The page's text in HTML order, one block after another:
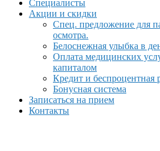
Специалисты
Акции и скидки
Спец. предложение для
осмотра.
Белоснежная улыбка в
Оплата медицинских
капиталом
Кредит и беспроцентная
Бонусная система
Записаться на прием
Контакты